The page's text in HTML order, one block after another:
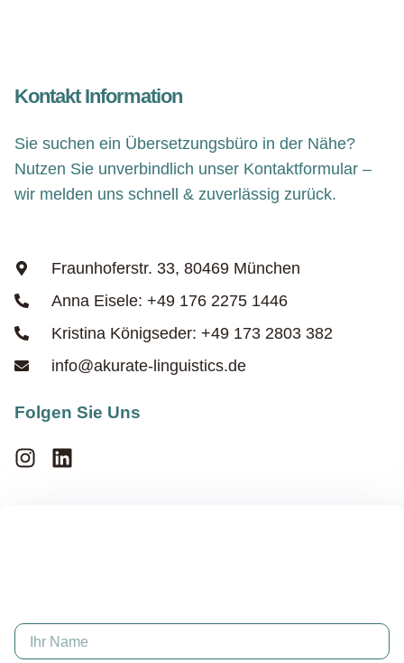
Kontakt Information
Sie suchen ein Übersetzungsbüro in der Nähe?
Nutzen Sie unverbindlich unser Kontaktformular –
wir melden uns schnell & zuverlässig zurück.
Fraunhoferstr. 33, 80469 München
Anna Eisele: +49 176 2275 1446
Kristina Königseder: +49 173 2803 382
info@akurate-linguistics.de
Folgen Sie Uns